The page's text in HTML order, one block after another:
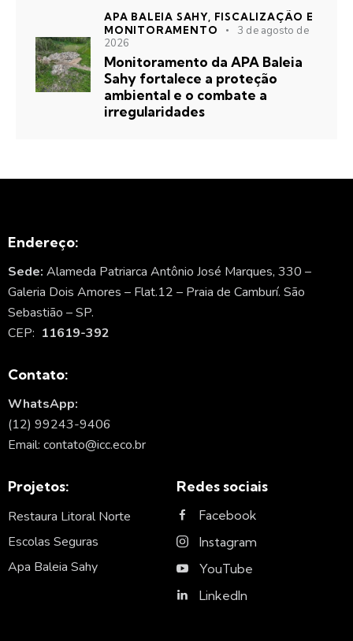
APA BALEIA SAHY, FISCALIZAÇÃO E
MONITORAMENTO
3 de agosto de
2026
Monitoramento da APA Baleia
Sahy fortalece a proteção
ambiental e o combate a
irregularidades
Endereço:
Sede: Alameda Patriarca Antônio José Marques, 330 –
Galeria Dois Amores – Flat.12 – Praia de Camburí. São
Sebastião – SP.
CEP: 11619-392
Contato:
WhatsApp:
(12) 99243-9406
Email: contato@icc.eco.br
Projetos:
Restaura Litoral Norte
Escolas Seguras
Apa Baleia Sahy
Redes sociais
Facebook
Instagram
YouTube
LinkedIn